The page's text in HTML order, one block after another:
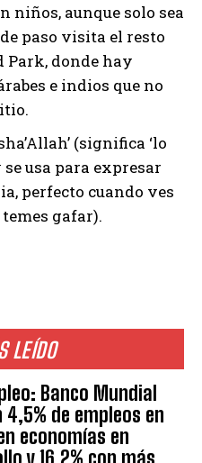
LEÍDO
Banco Mundial
de empleos en
economías en
y 16,2% con más
niños, aunque solo sea
paso visita el resto
Park, donde hay
e indios que no
(significa ‘lo
se usa para expresar
perfecto cuando ves
gafar).